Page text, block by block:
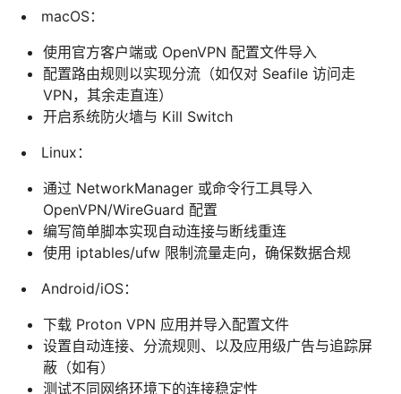
macOS：
使用官方客户端或 OpenVPN 配置文件导入
配置路由规则以实现分流（如仅对 Seafile 访问走
VPN，其余走直连）
开启系统防火墙与 Kill Switch
Linux：
通过 NetworkManager 或命令行工具导入
OpenVPN/WireGuard 配置
编写简单脚本实现自动连接与断线重连
使用 iptables/ufw 限制流量走向，确保数据合规
Android/iOS：
下载 Proton VPN 应用并导入配置文件
设置自动连接、分流规则、以及应用级广告与追踪屏
蔽（如有）
测试不同网络环境下的连接稳定性